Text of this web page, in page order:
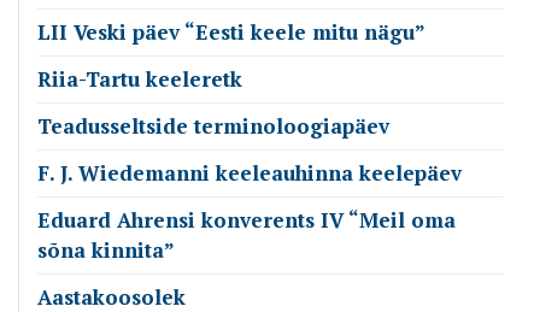
LII Veski päev “Eesti keele mitu nägu”
Riia-Tartu keeleretk
Teadusseltside terminoloogiapäev
F. J. Wiedemanni keeleauhinna keelepäev
Eduard Ahrensi konverents IV “Meil oma
sõna kinnita”
Aastakoosolek